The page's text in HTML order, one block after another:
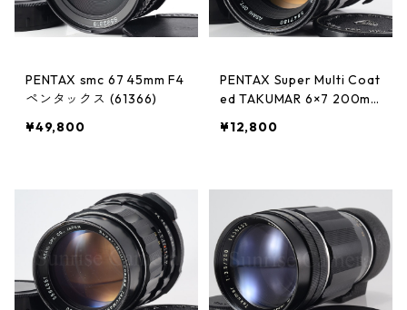
PENTAX smc 67 45mm F4
ペンタックス (61366)
¥49,800
PENTAX Super Multi Coat
ed TAKUMAR 6×7 200mm
¥12,800